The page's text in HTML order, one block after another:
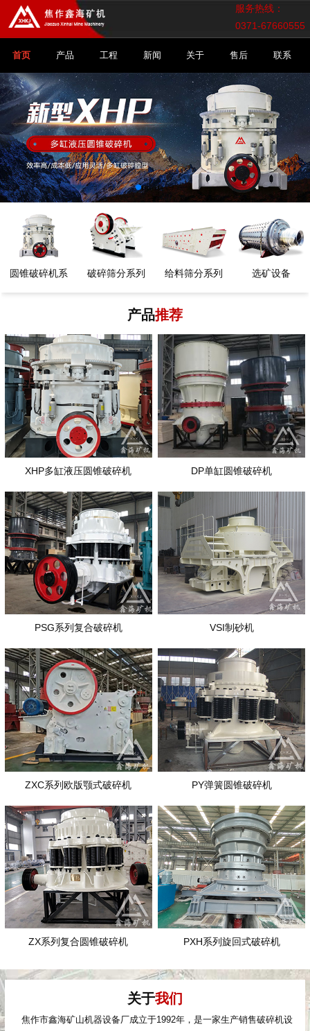
服务热线：
0371-67660555
首页 产品 工程 新闻 关于 售后 联系
圆锥破碎机系
列
破碎筛分系列 给料筛分系列 选矿设备
产品推荐
XHP多缸液压圆锥破碎机 DP单缸圆锥破碎机
PSG系列复合破碎机 VSI制砂机
ZXC系列欧版颚式破碎机 PY弹簧圆锥破碎机
ZX系列复合圆锥破碎机 PXH系列旋回式破碎机
关于我们
焦作市鑫海矿山机器设备厂成立于1992年，是一家生产销售破碎机设